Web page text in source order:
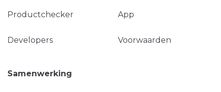
Productchecker App
Developers Voorwaarden
Samenwerking